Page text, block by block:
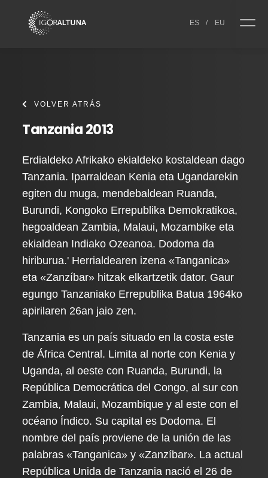
ES / EU
VOLVER ATRÁS
Tanzania 2013
Erdialdeko Afrikako ekialdeko kostaldean dago
Tanzania. Iparraldean Kenia eta Ugandarekin
egiten du muga, mendebaldean Ruanda,
Burundi, Kongoko Errepublika Demokratikoa,
hegoaldean Zambia, Malaui, Mozambike eta
ekialdean Indiako Ozeanoa. Dodoma da
hiriburua.' Herrialdearen izena «Tanganica»
eta «Zanzíbar» hitzak elkartzetik dator. Gaur
egungo Tanzaniako Errepublika Batua 1964ko
apirilaren 26an jaio zen.
Tanzania es un país situado en la costa este
de África Central. Limita al norte con Kenia y
Uganda, al oeste con Ruanda, Burundi, la
República Democrática del Congo, al sur con
Zambia, Malaui, Mozambique y al este con el
océano Índico. Su capital es Dodoma. El
nombre del país proviene de la unión de las
palabras «Tanganica» y «Zanzíbar». La actual
República Unida de Tanzania nació el 26 de